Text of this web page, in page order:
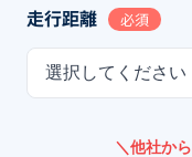
走行距離 必須
選択してください
＼他社か